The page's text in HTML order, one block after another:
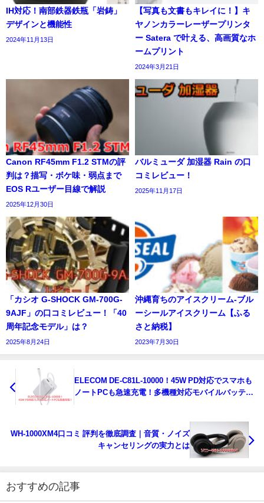
IH対応！南部鉄器鉄瓶「岩鋳」
デザインと機能性
2024年11月13日
【写真も文書もキレイに！】キ
ヤノンカラーレーザープリンタ
ー Satera で叶える、高画質なホ
ームプリント
2024年3月21日
Canon RF45mm F1.2 STMの評
判は？描写・ボケ味・弱点まで
EOS Rユーザー目線で解説
2025年12月30日
バルミューダ 加湿器 Rain の口
コミレビュー！
2025年11月17日
「カシオ G-SHOCK GM-700G-
9AJF」の口コミレビュー！「40
周年記念モデル」は？
2025年8月24日
沖縄育ちのアイスクリーム-ブル
ーシールアイスクリーム【ふる
さと納税】
2023年7月30日
ELECOM DE-C81L-10000！45W PD対応でスマホも
ノートPCも急速充電！多機種対応モバイルバッテリ
WH-1000XM4口コミ 評判を徹底調査｜音質・ノイズ
キャンセリングの実力とは
おすすめの記事